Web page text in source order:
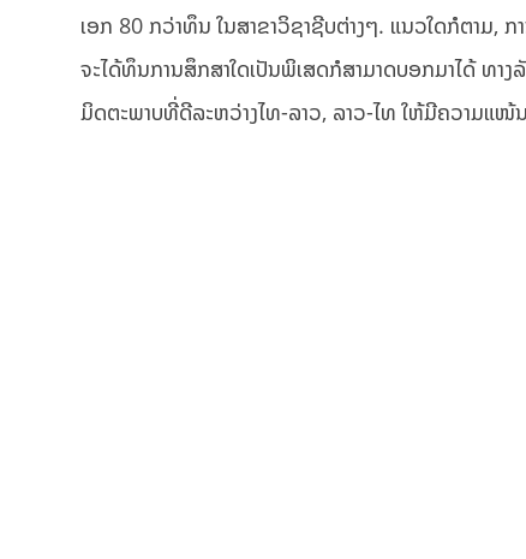
ເອກ 80 ກວ່າທຶນ ໃນສາຂາວິຊາຊີບຕ່າງໆ. ແນວໃດກໍຕາມ,
ຈະໄດ້ທຶນການສຶກສາໃດເປັນພິເສດກໍສາມາດບອກມາໄດ້ ທ
ມິດຕະພາບທີ່ດີລະຫວ່າງໄທ-ລາວ, ລາວ-ໄທ ໃຫ້ມີຄວາມແໜ້